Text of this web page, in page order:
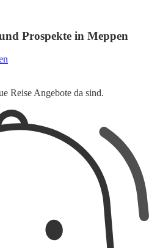
Prospekte in Meppen
Reise Angebote da sind.